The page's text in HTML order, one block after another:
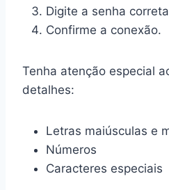
Digite a senha
Confirme a conexão.
Tenha atenção especial
detalhes:
Letras maiúsculas e
Números
Caracteres especiais